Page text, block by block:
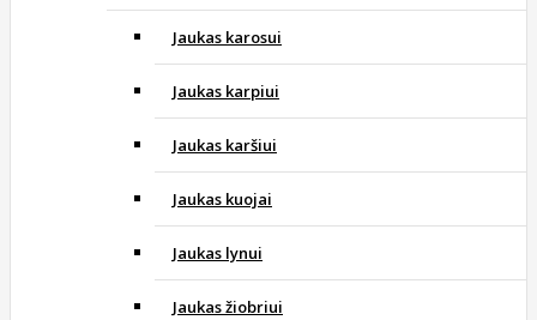
Jaukas karosui
Jaukas karpiui
Jaukas karšiui
Jaukas kuojai
Jaukas lynui
Jaukas žiobriui